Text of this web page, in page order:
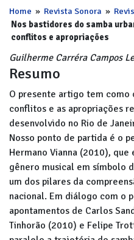
Home » Revista Sonora »
Nos bastidores do samba
conflitos e apropriações
Guilherme Carréra Campos
Resumo
O presente artigo tem como
conflitos e as apropriações
desenvolvido no Rio de
Nosso ponto de partida é o
Hermano Vianna (2010),
gênero musical em símbolo
um dos pilares da
nacional. Em diálogo com o
apontamentos de Carlos
Tinhorão (2010) e Felipe